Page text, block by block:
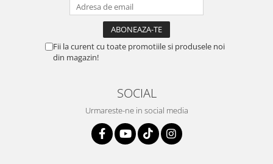
Fii la curent cu toate promotiile si produsele noi
din magazin!
SOCIAL
Urmareste-ne in social media